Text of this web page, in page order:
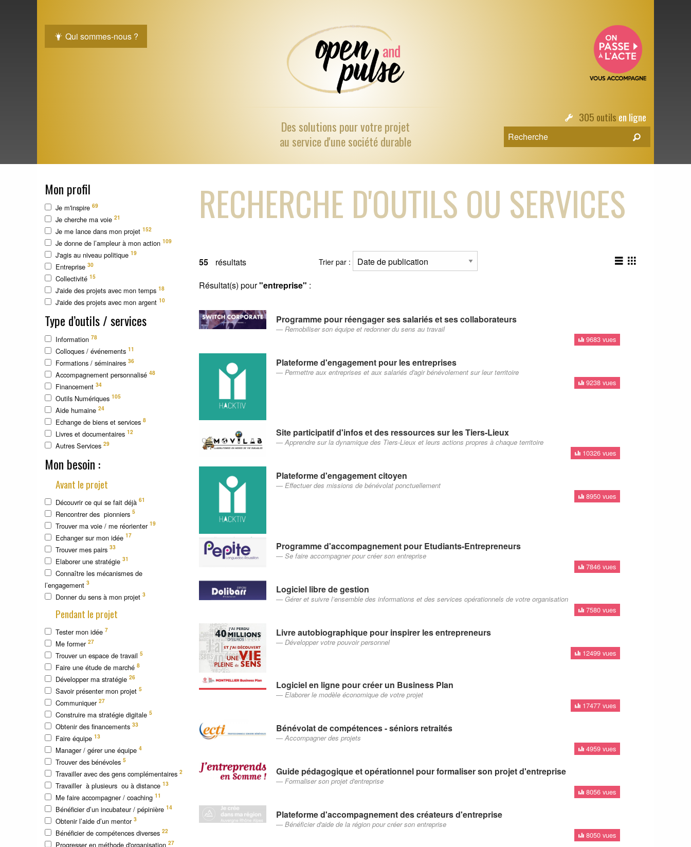
Qui sommes-nous ?
Des solutions pourvotre projet
au service d'une société durable
305 outils en ligne
Mon profil
Je m'inspire 69
Je cherche ma voie 21
Je me lance dans mon projet 152
Je donne de l’ampleur à mon action 109
J'agis au niveau politique 19
Entreprise 30
Collectivité 15
J'aide des projets avec mon temps 18
J'aide des projets avec mon argent 10
Type d’outils / services
Information 78
Colloques / événements 11
Formations / séminaires 36
Accompagnement personnalisé 48
Financement 34
Outils Numériques 105
Aide humaine 24
Echange de biens et services 8
Livres et documentaires 12
Autres Services 29
Mon besoin :
Avant le projet
Découvrir ce qui se fait déjà 61
Rencontrer des pionniers 5
Trouver ma voie / me réorienter 19
Echanger sur mon idée 17
Trouver mes pairs 33
Elaborer une stratégie 31
Connaître les mécanismes de
l’engagement 3
Donner du sens à mon projet 3
Pendant le projet
Tester mon idée 7
Me former 27
Trouver un espace de travail 5
Faire une étude de marché 8
Développer ma stratégie 26
Savoir présenter mon projet 5
Communiquer 27
Construire ma stratégie digitale 5
Obtenir des financements 33
Faire équipe 13
Manager / gérer une équipe 4
Trouver des bénévoles 5
Travailler avec des gens complémentaires 2
Travailler à plusieurs ou à distance 13
Me faire accompagner / coaching 11
Bénéficier d’un incubateur / pépinière 14
Obtenir l’aide d’un mentor 3
Bénéficier de compétences diverses 22
Progresser en méthode d'organisation 27
RECHERCHE D'OUTILS OU SERVICES
55 résultats Trier par :
Résultat(s) pour"entreprise" :
Programme pour réengager ses salariés et ses collaborateurs
Remobiliser son équipe et redonner du sens au travail
9683 vues
Plateforme d'engagement pour les entreprises
Permettre aux entreprises et aux salariés d'agir bénévolement sur leur territoire
9238 vues
Site participatif d'infos et des ressources sur les Tiers-Lieux
Apprendre sur la dynamique des Tiers-Lieux et leurs actions propres à chaque territoire
10326 vues
Plateforme d'engagement citoyen
Effectuer des missions de bénévolat ponctuellement
8950 vues
Programme d'accompagnement pour Etudiants-Entrepreneurs
Se faire accompagner pour créer son entreprise
7846 vues
Logiciel libre de gestion
Gérer et suivre l’ensemble des informations et des services opérationnels de votre organisation
7580 vues
Livre autobiographique pour inspirer les entrepreneurs
Développer votre pouvoir personnel
12499 vues
Logiciel en ligne pour créer un Business Plan
Elaborer le modèle économique de votre projet
17477 vues
Bénévolat de compétences - séniors retraités
Accompagner des projets
4959 vues
Guide pédagogique et opérationnel pour formaliser son projet d'entreprise
Formaliser son projet d'entreprise
8056 vues
Plateforme d'accompagnement des créateurs d'entreprise
Bénéficier d'aide de la région pour créer son entreprise
8050 vues